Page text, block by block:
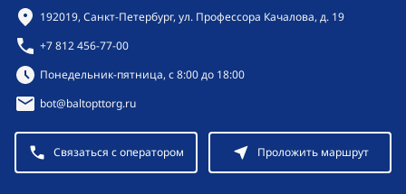
Контактная информация
192019, Санкт-Петербург, ул. Профессора Качалова, д. 19
+7 812 456-77-00
Режим работы:
Понедельник-пятница, с 8:00 до 18:00
bot@baltopttorg.ru
Связаться с оператором Проложить маршрут